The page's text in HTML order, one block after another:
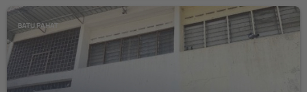
BATU PAHAT